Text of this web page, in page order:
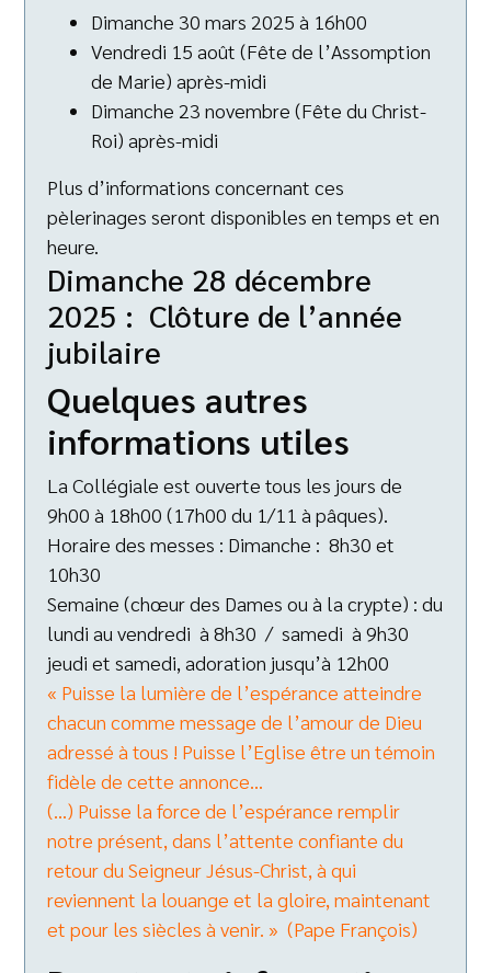
Dimanche 30 mars 2025 à 16h00
Vendredi 15 août (Fête de l’Assomption
de Marie) après-midi
Dimanche 23 novembre (Fête du Christ-
Roi) après-midi
Plus d’informations concernant ces
pèlerinages seront disponibles en temps et en
heure.
Dimanche 28 décembre
2025 : Clôture de l’année
jubilaire
Quelques autres
informations utiles
La Collégiale est ouverte tous les jours de
9h00 à 18h00 (17h00 du 1/11 à pâques).
Horaire des messes : Dimanche : 8h30 et
10h30
Semaine (chœur des Dames ou à la crypte) : du
lundi au vendredi à 8h30 / samedi à 9h30
jeudi et samedi, adoration jusqu’à 12h00
« Puisse la lumière de l’espérance atteindre
chacun comme message de l’amour de Dieu
adressé à tous ! Puisse l’Eglise être un témoin
fidèle de cette annonce…
(…) Puisse la force de l’espérance remplir
notre présent, dans l’attente confiante du
retour du Seigneur Jésus-Christ, à qui
reviennent la louange et la gloire, maintenant
et pour les siècles à venir. » (Pape François)